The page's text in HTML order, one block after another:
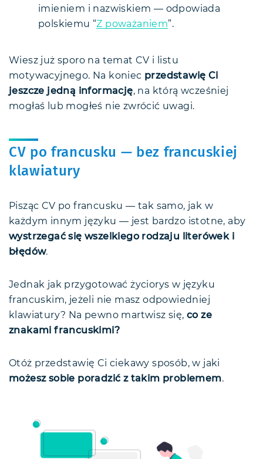
imieniem i nazwiskiem — odpowiada
polskiemu “Z poważaniem”.
Wiesz już sporo na temat CV i listu
motywacyjnego. Na koniec przedstawię Ci
jeszcze jedną informację, na którą wcześniej
mogłaś lub mogłeś nie zwrócić uwagi.
CV po francusku — bez francuskiej
klawiatury
Pisząc CV po francusku — tak samo, jak w
każdym innym języku — jest bardzo istotne, aby
wystrzegać się wszelkiego rodzaju literówek i
błędów.
Jednak jak przygotować życiorys w języku
francuskim, jeżeli nie masz odpowiedniej
klawiatury? Na pewno martwisz się, co ze
znakami francuskimi?
Otóż przedstawię Ci ciekawy sposób, w jaki
możesz sobie poradzić z takim problemem.